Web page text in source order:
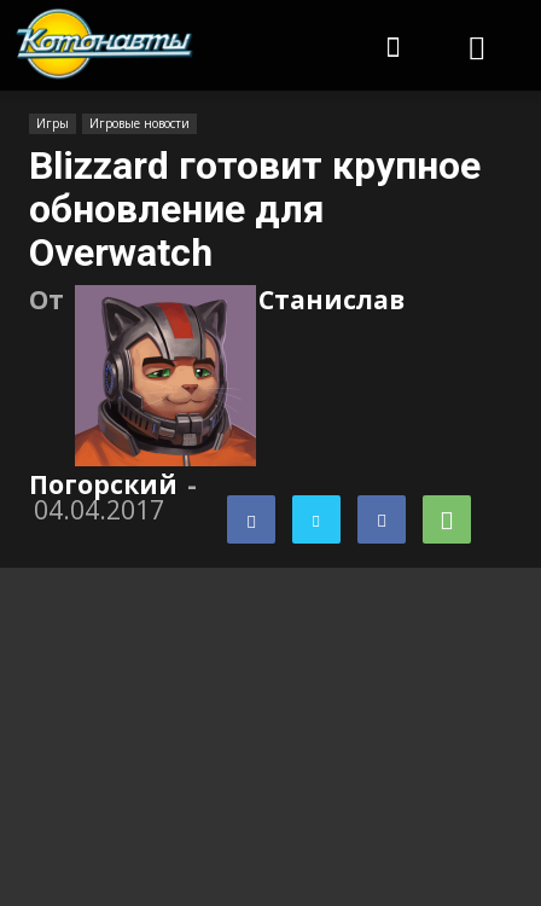
Игры Игровые новости
Blizzard готовит крупное
обновление для
Overwatch
От Станислав
Погорский -
04.04.2017